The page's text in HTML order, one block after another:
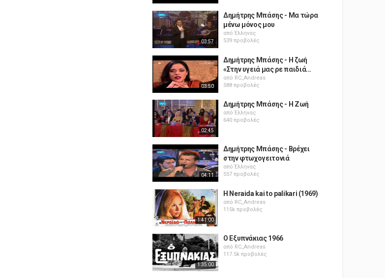
03:57
Δημήτρης Μπάσης - Μα τώρα
μένω μόνος μου
απόΈλληνας
539 προβολές
03:50
Δημήτρης Μπάσης - Η ζωή
«Στην υγειά μας ρε παιδιά...
από RC_Andreas
588 προβολές
02:45
Δημήτρης Μπάσης - Η Ζωή
απόΈλληνας
640 προβολές
04:11
Δημήτρης Μπάσης - Βρέχει
στην φτωχογειτονιά
απόΈλληνας
557 προβολές
1:41:00
H Neraida kai to palikari (1969)
από RC_Andreas
115k προβολές
1:35:00
Ο Εξυπνάκιας 1966
από RC_Andreas
117.5k προβολές